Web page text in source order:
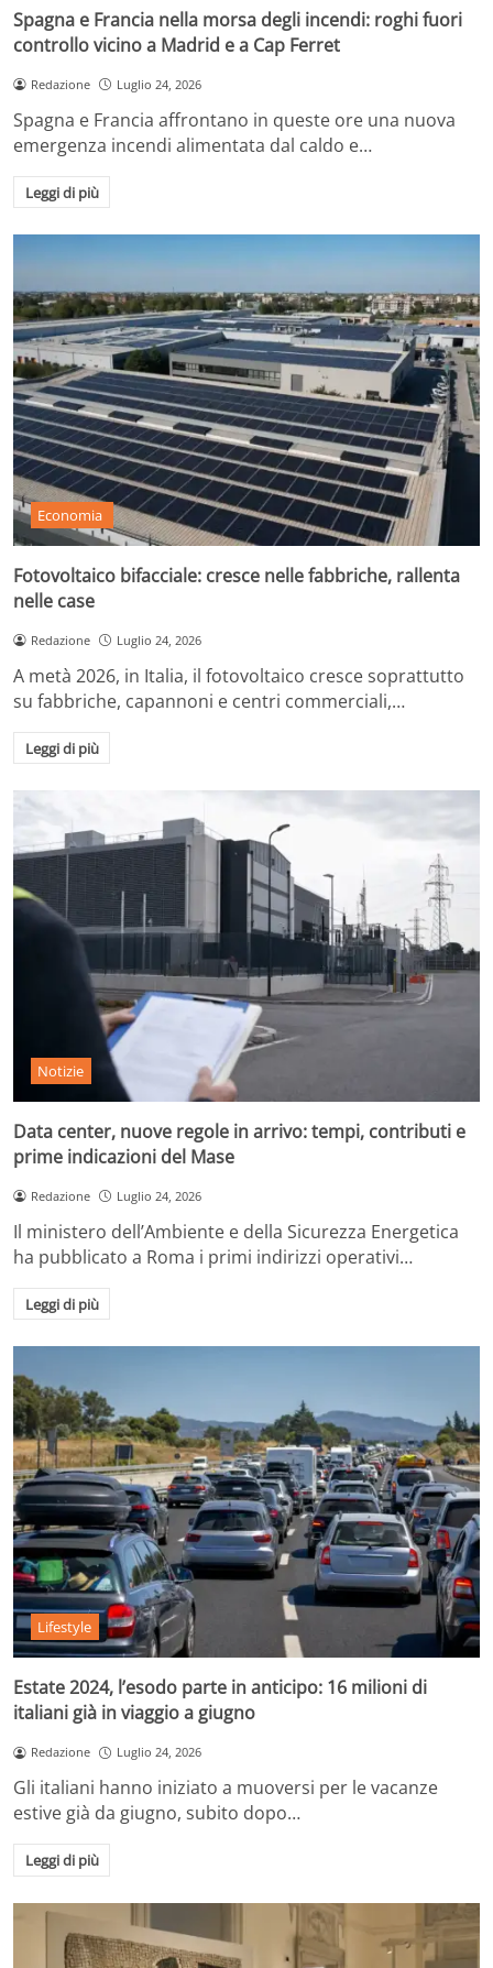
Spagna e Francia nella morsa degli incendi: roghi fuori
controllo vicino a Madrid e a Cap Ferret
Redazione Luglio 24, 2026
Spagna e Francia affrontano in queste ore una nuova
emergenza incendi alimentata dal caldo e…
Leggi di più
Economia
Fotovoltaico bifacciale: cresce nelle fabbriche, rallenta
nelle case
Redazione Luglio 24, 2026
A metà 2026, in Italia, il fotovoltaico cresce soprattutto
su fabbriche, capannoni e centri commerciali,…
Leggi di più
Notizie
Data center, nuove regole in arrivo: tempi, contributi e
prime indicazioni del Mase
Redazione Luglio 24, 2026
Il ministero dell’Ambiente e della Sicurezza Energetica
ha pubblicato a Roma i primi indirizzi operativi…
Leggi di più
Lifestyle
Estate 2024, l’esodo parte in anticipo: 16 milioni di
italiani già in viaggio a giugno
Redazione Luglio 24, 2026
Gli italiani hanno iniziato a muoversi per le vacanze
estive già da giugno, subito dopo…
Leggi di più